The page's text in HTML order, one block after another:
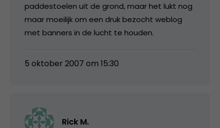
paddestoelen uit de grond, maar het lukt nog
maar moeilijk om een druk bezocht weblog
met banners in de lucht te houden.
5 oktober 2007 om 15:30
Rick M.